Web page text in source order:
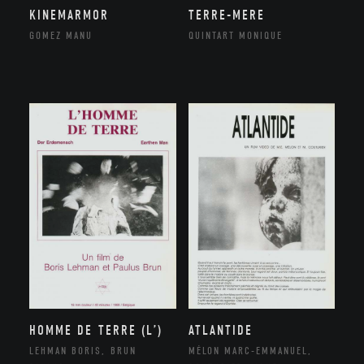
KINEMARMOR
GOMEZ MANU
TERRE-MERE
QUINTART MONIQUE
HOMME DE TERRE (L’)
LEHMAN BORIS, BRUN
ATLANTIDE
MÉLON MARC-EMMANUEL,